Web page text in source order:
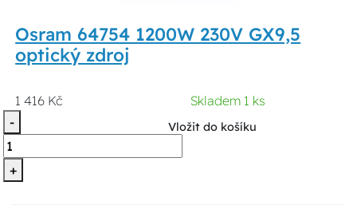
Osram 64754 1200W 230V GX9,5
optický zdroj
1 416 Kč
Skladem 1 ks
-
+
Vložit do košíku